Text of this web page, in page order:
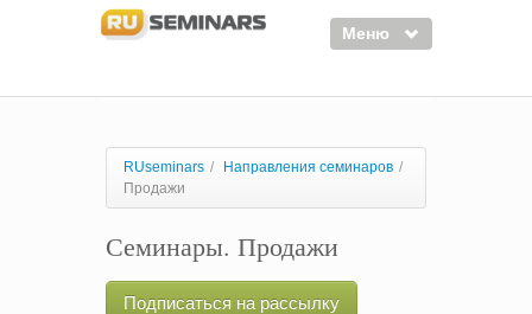
Меню
Курсы
Тренинги
Организаторы
Лектора
RUseminars / Направления семинаров /
Продажи
Семинары. Продажи
Подписаться на рассылку